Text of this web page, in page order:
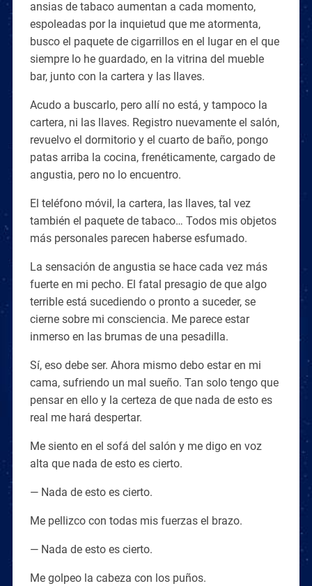
ansias de tabaco aumentan a cada momento,
espoleadas por la inquietud que me atormenta,
busco el paquete de cigarrillos en el lugar en el que
siempre lo he guardado, en la vitrina del mueble
bar, junto con la cartera y las llaves.
Acudo a buscarlo, pero allí no está, y tampoco la
cartera, ni las llaves. Registro nuevamente el salón,
revuelvo el dormitorio y el cuarto de baño, pongo
patas arriba la cocina, frenéticamente, cargado de
angustia, pero no lo encuentro.
El teléfono móvil, la cartera, las llaves, tal vez
también el paquete de tabaco… Todos mis objetos
más personales parecen haberse esfumado.
La sensación de angustia se hace cada vez más
fuerte en mi pecho. El fatal presagio de que algo
terrible está sucediendo o pronto a suceder, se
cierne sobre mi consciencia. Me parece estar
inmerso en las brumas de una pesadilla.
Sí, eso debe ser. Ahora mismo debo estar en mi
cama, sufriendo un mal sueño. Tan solo tengo que
pensar en ello y la certeza de que nada de esto es
real me hará despertar.
Me siento en el sofá del salón y me digo en voz
alta que nada de esto es cierto.
— Nada de esto es cierto.
Me pellizco con todas mis fuerzas el brazo.
— Nada de esto es cierto.
Me golpeo la cabeza con los puños.